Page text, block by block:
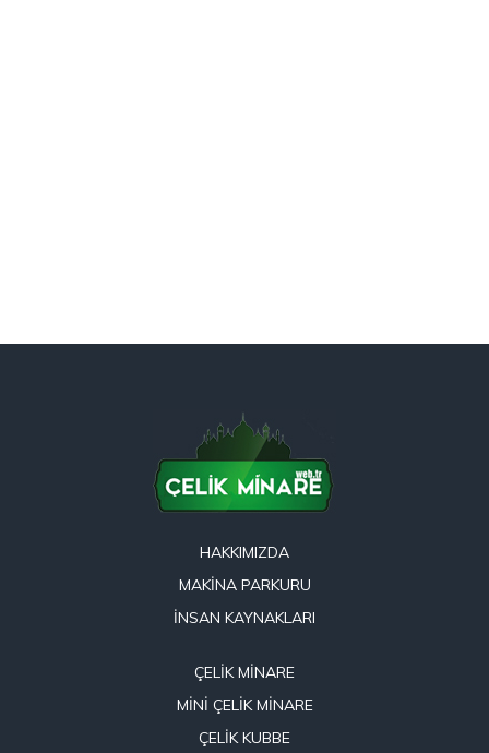
HAKKIMIZDA
MAKİNA PARKURU
İNSAN KAYNAKLARI
ÇELİK MİNARE
MİNİ ÇELİK MİNARE
ÇELİK KUBBE